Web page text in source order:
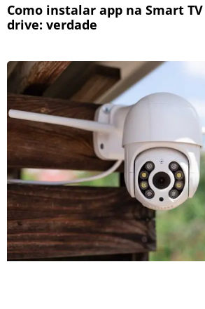
Como instalar app na Smart
drive: verdade